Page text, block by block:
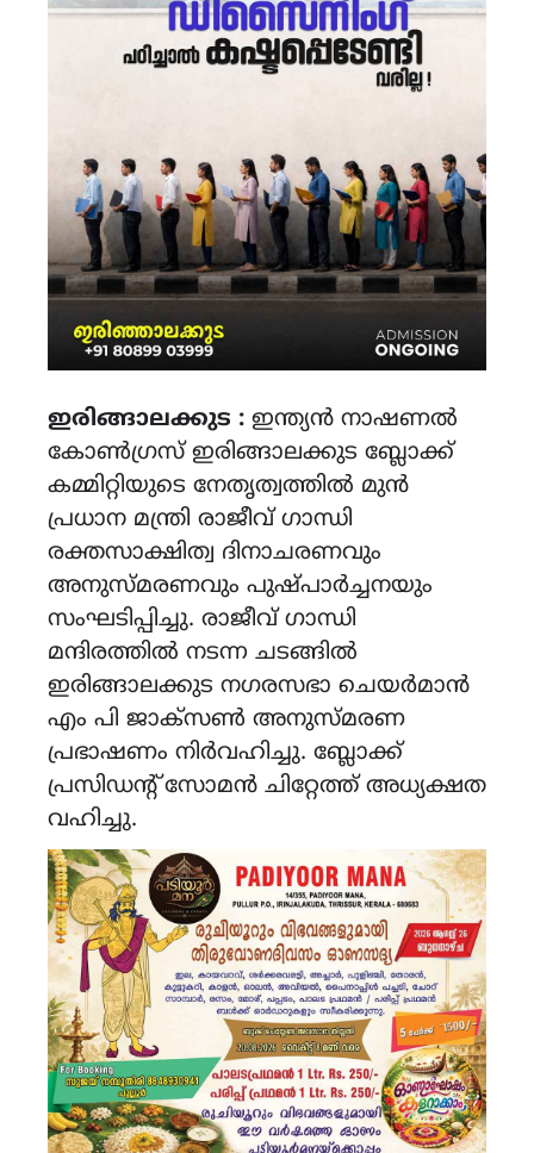
ഇരിങ്ങാലക്കുട : ഇന്ത്യൻ നാഷണൽ
കോൺഗ്രസ് ഇരിങ്ങാലക്കുട ബ്ലോക്ക്
കമ്മിറ്റിയുടെ നേതൃത്വത്തിൽ മുൻ
പ്രധാന മന്ത്രി രാജീവ് ഗാന്ധി
രക്തസാക്ഷിത്വ ദിനാചരണവും
അനുസ്മരണവും പുഷ്പാർച്ചനയും
സംഘടിപ്പിച്ചു. രാജീവ് ഗാന്ധി
മന്ദിരത്തിൽ നടന്ന ചടങ്ങിൽ
ഇരിങ്ങാലക്കുട നഗരസഭാ ചെയർമാൻ
എം പി ജാക്സൺ അനുസ്മരണ
പ്രഭാഷണം നിർവഹിച്ചു. ബ്ലോക്ക്
പ്രസിഡന്റ് സോമൻ ചിറ്റേത്ത് അധ്യക്ഷത
വഹിച്ചു.